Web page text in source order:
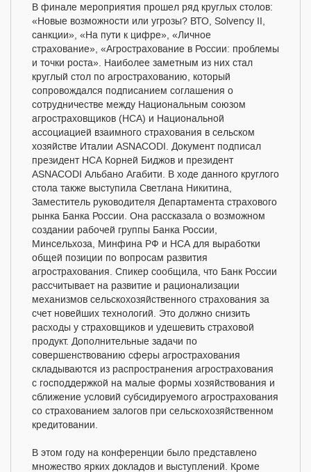
В финале мероприятия прошел ряд круглых столов:
«Новые возможности или угрозы? ВТО, Solvency II,
санкции», «На пути к цифре», «Личное
страхование», «Агрострахование в России: проблемы
и точки роста». Наиболее заметным из них стал
круглый стол по агрострахованию, который
сопровождался подписанием соглашения о
сотрудничестве между Национальным союзом
агростраховщиков (НСА) и Национальной
ассоциацией взаимного страхования в сельском
хозяйстве Италии ASNACODI. Документ подписал
президент НСА Корней Биджов и президент
ASNACODI Альбано Агабити. В ходе данного круглого
стола также выступила Светлана Никитина,
Заместитель руководителя Департамента страхового
рынка Банка России. Она рассказала о возможном
создании рабочей группы Банка России,
Минсельхоза, Минфина РФ и НСА для выработки
общей позиции по вопросам развития
агрострахования. Спикер сообщила, что Банк России
рассчитывает на развитие и рационализации
механизмов сельскохозяйственного страхования за
счет новейших технологий. Это должно снизить
расходы у страховщиков и удешевить страховой
продукт. Дополнительные задачи по
совершенствованию сферы агрострахования
складываются из распространения агрострахования
с господдержкой на малые формы хозяйствования и
сближение условий субсидируемого агрострахования
со страхованием залогов при сельскохозяйственном
кредитовании.
В этом году на конференции было представлено
множество ярких докладов и выступлений. Кроме